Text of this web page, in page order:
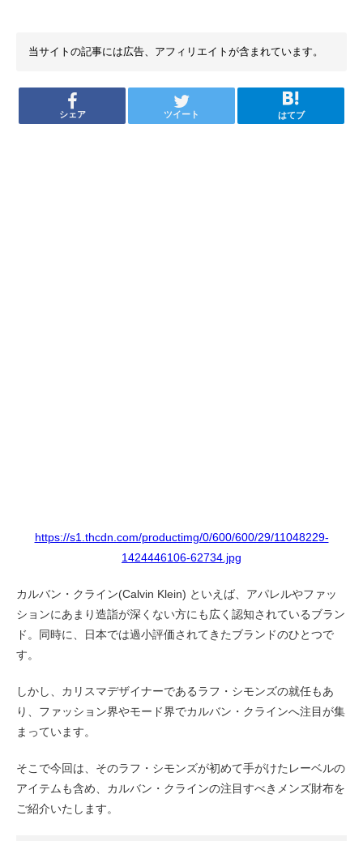
当サイトの記事には広告、アフィリエイトが含まれています。
シェア ツイート はてブ
https://s1.thcdn.com/productimg/0/600/600/29/11048229-
1424446106-62734.jpg
カルバン・クライン(Calvin Klein) といえば、アパレルやファッ
ションにあまり造詣が深くない方にも広く認知されているブラン
ド。同時に、日本では過小評価されてきたブランドのひとつで
す。
しかし、カリスマデザイナーであるラフ・シモンズの就任もあ
り、ファッション界やモード界でカルバン・クラインへ注目が集
まっています。
そこで今回は、そのラフ・シモンズが初めて手がけたレーベルの
アイテムも含め、カルバン・クラインの注目すべきメンズ財布を
ご紹介いたします。